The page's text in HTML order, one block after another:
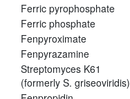
Ferric pyrophosphate
Ferric phosphate
Fenpyroximate
Fenpyrazamine
Streptomyces K61
(formerly S. griseoviridis)